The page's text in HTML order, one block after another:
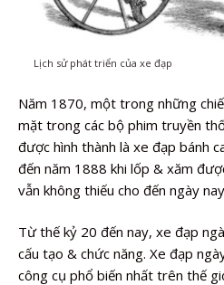
Lịch sử phát triển của xe đạp
Năm 1870, một trong những
mặt trong các bộ phim truyền
được hình thành là xe đạp bánh
đến năm 1888 khi lốp & xăm
vẫn không thiếu cho đến ngày
Từ thế kỷ 20 đến nay, xe đạp
cấu tạo & chức năng. Xe đạp
công cụ phổ biến nhất trên thế